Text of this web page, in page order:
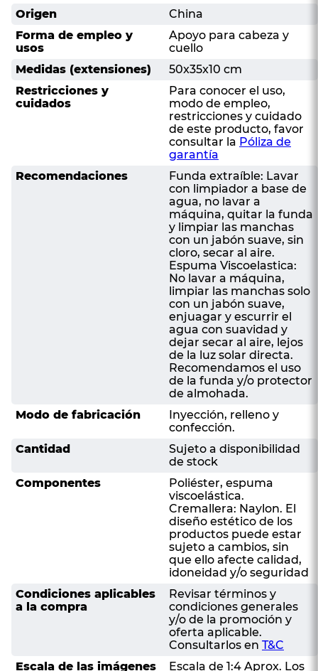
Origen
China
Forma de empleo y
usos
Apoyo para cabeza y
cuello
Medidas (extensiones)
50x35x10 cm
Restricciones y
cuidados
Para conocer el uso,
modo de empleo,
restricciones y cuidado
de este producto, favor
consultar la Póliza de
garantía
Recomendaciones
Funda extraíble: Lavar
con limpiador a base de
agua, no lavar a
máquina, quitar la funda
y limpiar las manchas
con un jabón suave, sin
cloro, secar al aire.
Espuma Viscoelastica:
No lavar a máquina,
limpiar las manchas solo
con un jabón suave,
enjuagar y escurrir el
agua con suavidad y
dejar secar al aire, lejos
de la luz solar directa.
Recomendamos el uso
de la funda y/o protector
de almohada.
Modo de fabricación
Inyección, relleno y
confección.
Cantidad
Sujeto a disponibilidad
de stock
Componentes
Poliéster, espuma
viscoelástica.
Cremallera: Naylon. El
diseño estético de los
productos puede estar
sujeto a cambios, sin
que ello afecte calidad,
idoneidad y/o seguridad
Condiciones aplicables
a la compra
Revisar términos y
condiciones generales
y/o de la promoción y
oferta aplicable.
Consultarlos en T&C
Escala de las imágenes
Escala de 1:4 Aprox. Los